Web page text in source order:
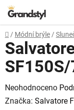
Přejít na obsah
Domů
/ Módní brýle /
Průměrné
Neohodnoceno
Značka: Salvatore